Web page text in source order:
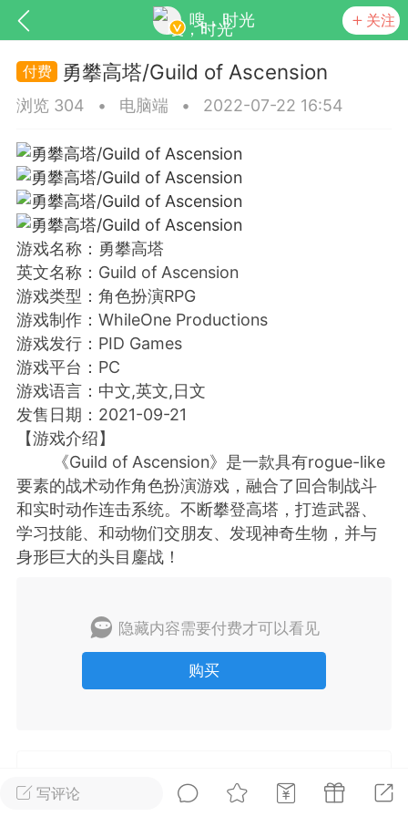
嗖，时光 关注
基于wordpress开发
更新
排行
实时动态 直播
极品会员 靓号
黑凤梨
写评论
勇攀高塔/Guild of Ascension
浏览 304 • 电脑端 • 2022-07-22 16:54
游戏名称：勇攀高塔
英文名称：Guild of Ascension
游戏类型：角色扮演RPG
游戏制作：WhileOne Productions
游戏发行：PID Games
游戏平台：PC
游戏语言：中文,英文,日文
发售日期：2021-09-21
【游戏介绍】
《Guild of Ascension》是一款具有rogue-like
要素的战术动作角色扮演游戏，融合了回合制战斗
和实时动作连击系统。不断攀登高塔，打造武器、
学习技能、和动物们交朋友、发现神奇生物，并与
身形巨大的头目鏖战！
隐藏内容需要付费才可以看见
购买
未经允许，禁止转载本站所有原创内容